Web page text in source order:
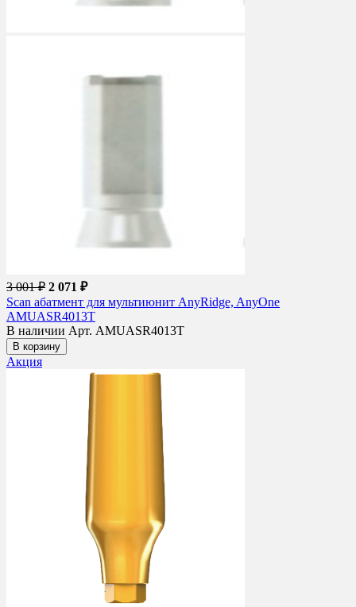
3 001 ₽ 2 071 ₽
Scan абатмент для мультиюнит AnyRidge, AnyOne
AMUASR4013T
В наличии Арт. AMUASR4013T
В корзину
Акция